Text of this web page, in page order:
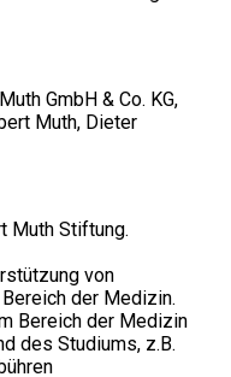
GmbH & Co. KG,
Muth, Dieter
Muth Stiftung.
von
der Medizin.
Bereich der Medizin
des Studiums, z.B.